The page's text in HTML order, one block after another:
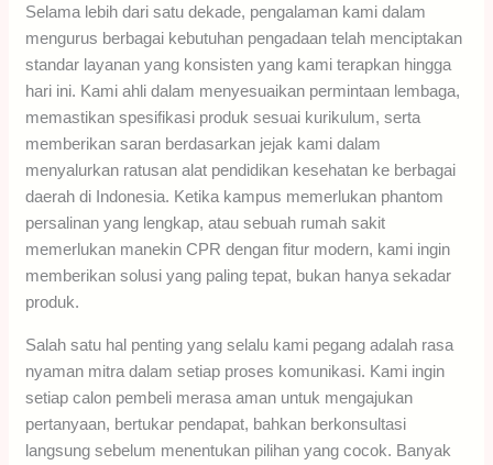
Selama lebih dari satu dekade, pengalaman kami dalam
mengurus berbagai kebutuhan pengadaan telah menciptakan
standar layanan yang konsisten yang kami terapkan hingga
hari ini. Kami ahli dalam menyesuaikan permintaan lembaga,
memastikan spesifikasi produk sesuai kurikulum, serta
memberikan saran berdasarkan jejak kami dalam
menyalurkan ratusan alat pendidikan kesehatan ke berbagai
daerah di Indonesia. Ketika kampus memerlukan phantom
persalinan yang lengkap, atau sebuah rumah sakit
memerlukan manekin CPR dengan fitur modern, kami ingin
memberikan solusi yang paling tepat, bukan hanya sekadar
produk.
Salah satu hal penting yang selalu kami pegang adalah rasa
nyaman mitra dalam setiap proses komunikasi. Kami ingin
setiap calon pembeli merasa aman untuk mengajukan
pertanyaan, bertukar pendapat, bahkan berkonsultasi
langsung sebelum menentukan pilihan yang cocok. Banyak